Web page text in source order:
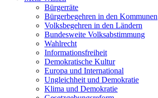
Bürgerräte
Bürgerbegehren in den Kommunen
Volksbegehren in den Ländern
Bundesweite Volksabstimmung
Wahlrecht
Informationsfreiheit
Demokratische Kultur
Europa und International
Ungleichheit und Demokratie
Klima und Demokratie